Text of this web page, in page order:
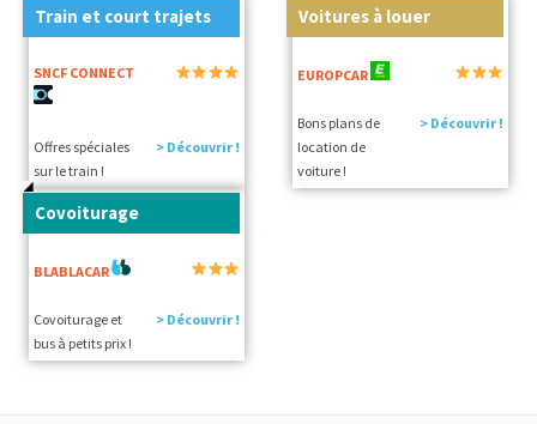
Train et court trajets
SNCF CONNECT
Offres spéciales
sur le train !
> Découvrir !
Voitures à louer
EUROPCAR
Bons plans de
location de
voiture !
> Découvrir !
Covoiturage
BLABLACAR
Covoiturage et
bus à petits prix !
> Découvrir !